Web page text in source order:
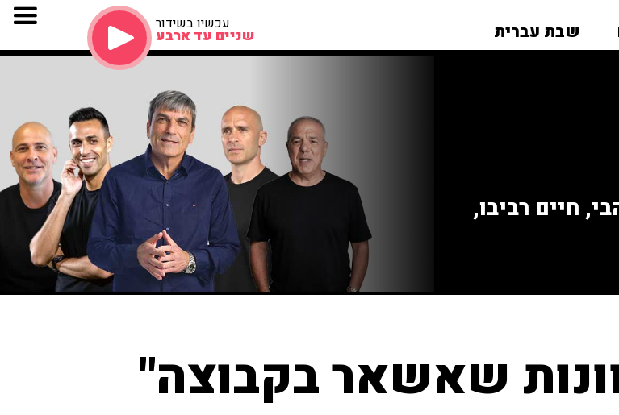
שבת עברית עכשיו בשידור
שניים עד ארבע
חיים רביבו,
שאשאר בקבוצה"